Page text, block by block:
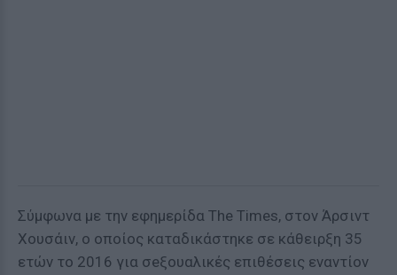
Σύμφωνα με την εφημερίδα The Times, στον Άρσιντ
Χουσάιν, ο οποίος καταδικάστηκε σε κάθειρξη 35
ετών το 2016 για σeξουαλικές επιθέσεις εναντίον